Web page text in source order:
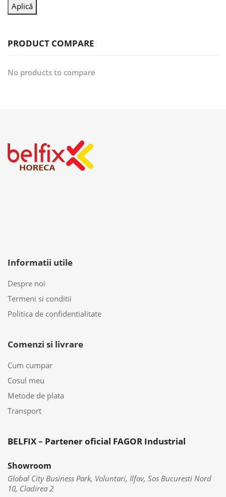
Aplică
PRODUCT COMPARE
No products to compare
Informatii utile
Despre noi
Termeni si conditii
Politica de confidentialitate
Comenzi si livrare
Cum cumpar
Cosul meu
Metode de plata
Transport
BELFIX – Partener oficial FAGOR Industrial
Showroom
Global City Business Park, Voluntari, Ilfov, Sos Bucuresti Nord
10, Cladirea 2